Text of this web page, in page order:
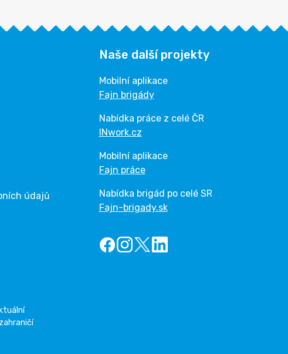
údajů
Naše další projekty
Mobilní aplikace
Fajn brigády
Nabídka práce z celé ČR
INwork.cz
Mobilní aplikace
Fajn práce
Nabídka brigád po celé SR
Fajn-brigady.sk